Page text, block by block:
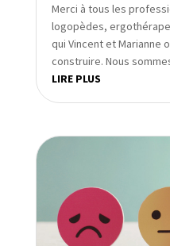
Merci à tous les
logopèdes,
qui Vincent et Marianne
construire. Nous
LIRE PLUS